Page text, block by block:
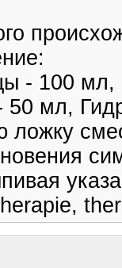
- 100 мл,
50 мл,
ложку